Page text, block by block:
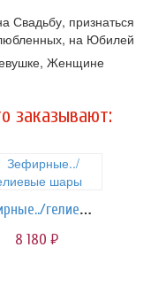
Свадьбу, признаться
на Юбилей
Женщине
заказывают:
Зефирные../гелиевые шары
8 180 руб.